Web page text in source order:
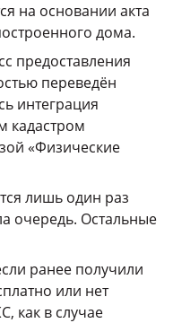
на основании акта
дома.
предоставления
переведён
интеграция
кадастром
«Физические
лишь один раз
очередь. Остальные
ранее получили
или нет
как в случае